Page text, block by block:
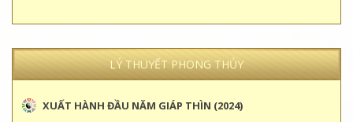
LÝ THUYẾT PHONG THỦY
XUẤT HÀNH ĐẦU NĂM GIÁP THÌN (2024)